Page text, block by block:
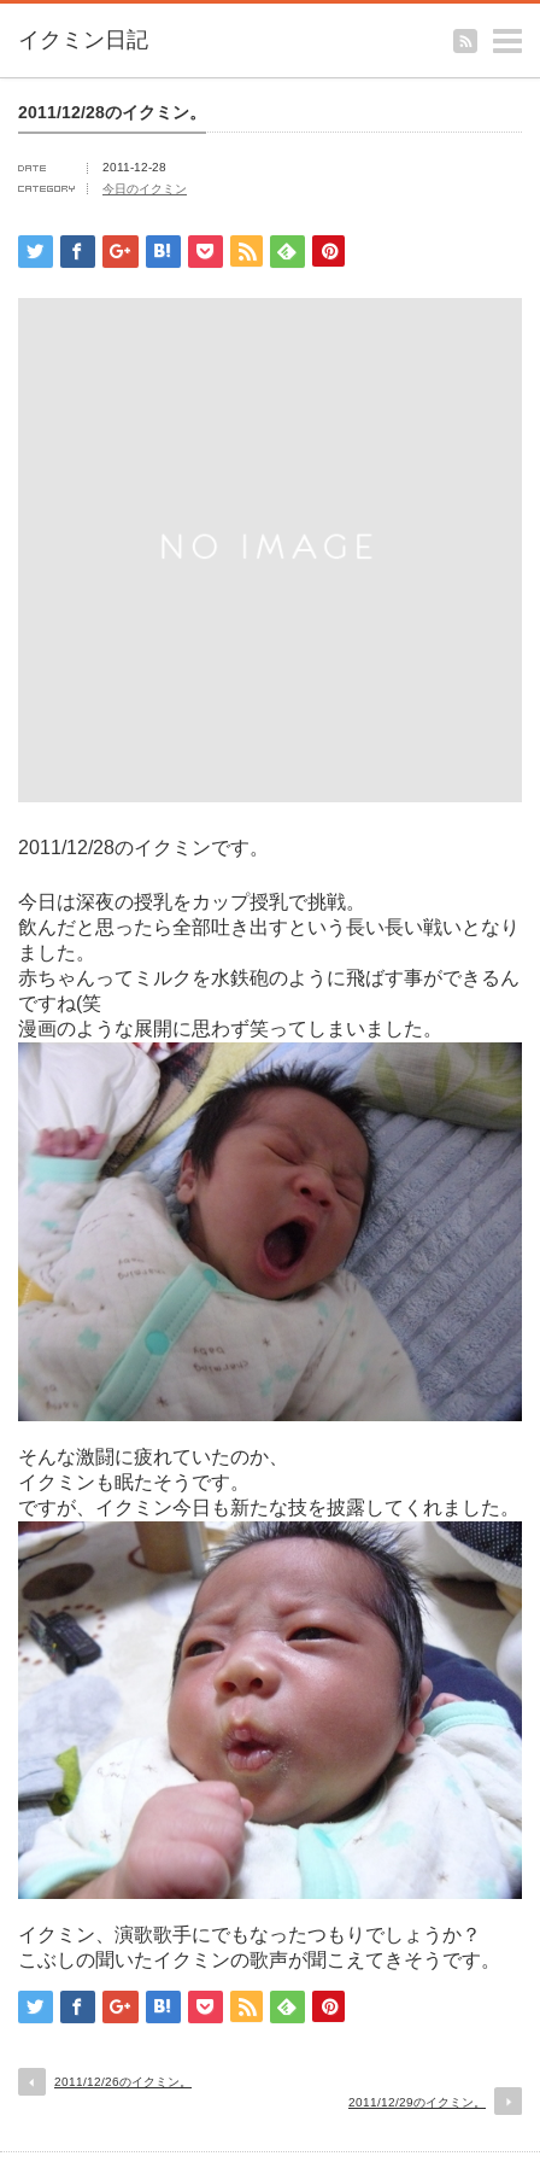
イクミン日記
2011/12/28のイクミン。
2011-12-28
今日のイクミン
2011/12/28のイクミンです。
今日は深夜の授乳をカップ授乳で挑戦。
飲んだと思ったら全部吐き出すという長い長い戦いとなり
ました。
赤ちゃんってミルクを水鉄砲のように飛ばす事ができるん
ですね(笑
漫画のような展開に思わず笑ってしまいました。
そんな激闘に疲れていたのか、
イクミンも眠たそうです。
ですが、イクミン今日も新たな技を披露してくれました。
イクミン、演歌歌手にでもなったつもりでしょうか？
こぶしの聞いたイクミンの歌声が聞こえてきそうです。
2011/12/26のイクミン。
2011/12/29のイクミン。